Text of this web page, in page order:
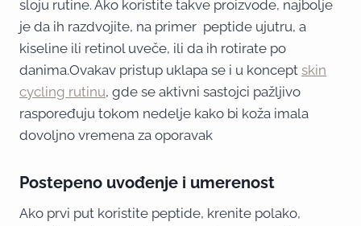
sloju rutine. Ako koristite takve proizvode, najbolje
je da ih razdvojite, na primer peptide ujutru, a
kiseline ili retinol uveče, ili da ih rotirate po
danima.Ovakav pristup uklapa se i u koncept skin
cycling rutinu, gde se aktivni sastojci pažljivo
raspoređuju tokom nedelje kako bi koža imala
dovoljno vremena za oporavak
Postepeno uvođenje i umerenost
Ako prvi put koristite peptide, krenite polako,